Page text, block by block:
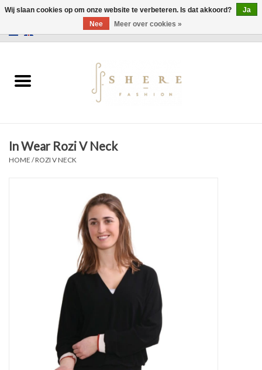
Jurken
Rokken
In Wear Rozi V Neck
HOME /ROZI V NECK
Wij slaan cookies op om onze website te verbeteren. Is dat akkoord?
Ja
Nee
Meer over cookies »